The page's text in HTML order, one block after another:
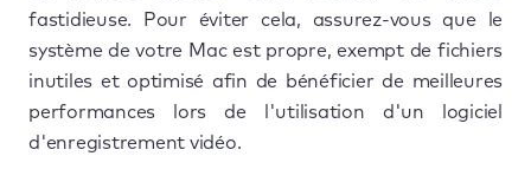
fastidieuse. Pour éviter cela, assurez-vous que le
système de votre Mac est propre, exempt de fichiers
inutiles et optimisé afin de bénéficier de meilleures
performances lors de l'utilisation d'un logiciel
d'enregistrement vidéo.